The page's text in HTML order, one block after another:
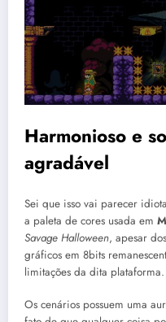
Harmonioso e
agradável
Sei que isso vai parecer
a paleta de cores usada em
Savage Halloween, apesar
gráficos em 8bits
limitações da dita plataforma.
Os cenários possuem uma